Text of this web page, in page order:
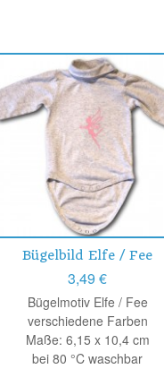
Bügelbild Elfe / Fee
3,49 €
Bügelmotiv Elfe / Fee
verschiedene Farben
Maße: 6,15 x 10,4 cm
bei 80 °C waschbar